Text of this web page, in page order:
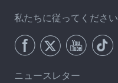
私たちに従ってください
ニュースレター